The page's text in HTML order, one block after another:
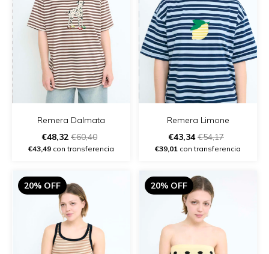
Remera Dalmata
€48,32 €60,40
€43,49 con transferencia
Remera Limone
€43,34€54,17
€39,01 con transferencia
20% OFF 20% OFF